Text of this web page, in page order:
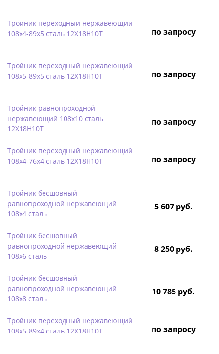
Тройник переходный нержавеющий
108х4-89х5 сталь 12Х18Н10Т
по запросу
Тройник переходный нержавеющий
108х5-89х5 сталь 12Х18Н10Т
по запросу
Тройник равнопроходной
нержавеющий 108х10 сталь
12Х18Н10Т
по запросу
Тройник переходный нержавеющий
108х4-76х4 сталь 12Х18Н10Т
по запросу
Тройник бесшовный
равнопроходной нержавеющий
108х4 сталь
5 607 руб.
Тройник бесшовный
равнопроходной нержавеющий
108х6 сталь
8 250 руб.
Тройник бесшовный
равнопроходной нержавеющий
108х8 сталь
10 785 руб.
Тройник переходный нержавеющий
108х5-89х4 сталь 12Х18Н10Т
по запросу